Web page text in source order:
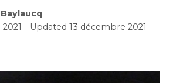
Updated13 décembre 2021